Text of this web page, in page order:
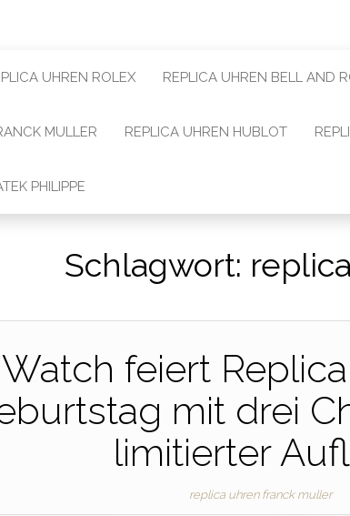
UHREN ROLEX REPLICA UHREN BELL AND
MULLER REPLICA UHREN HUBLOT
PHILIPPE
Schlagwort:
feiert
mit drei
limitierter
replica uhren franck muller